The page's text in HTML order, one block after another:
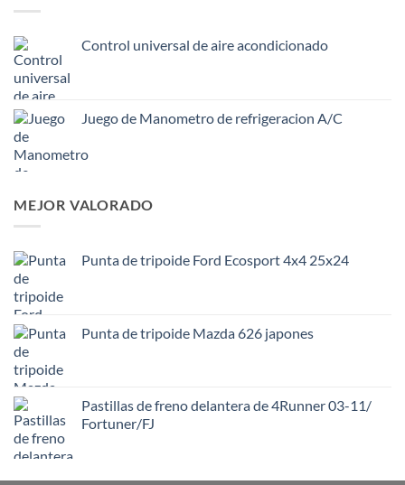
Control universal de aire acondicionado
Juego de Manometro de refrigeracion A/C
MEJOR VALORADO
Punta de tripoide Ford Ecosport 4x4 25x24
Punta de tripoide Mazda 626 japones
Pastillas de freno delantera de 4Runner 03-11/
Fortuner/FJ